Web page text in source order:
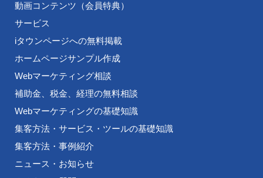
動画コンテンツ（会員特典）
サービス
iタウンページへの無料掲載
ホームページサンプル作成
Webマーケティング相談
補助金、税金、経理の無料相談
Webマーケティングの基礎知識
集客方法・サービス・ツールの基礎知識
集客方法・事例紹介
ニュース・お知らせ